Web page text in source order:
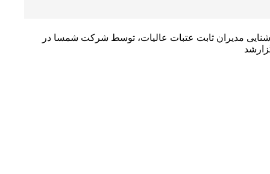
مدیران ثابت عتبات عالیات، توسط شرکت شمسا در